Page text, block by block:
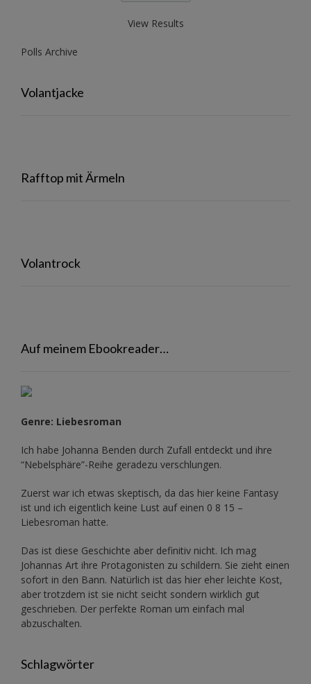
View Results
Polls Archive
Volantjacke
Rafftop mit Ärmeln
Volantrock
Auf meinem Ebookreader…
Genre: Liebesroman
Ich habe Johanna Benden durch Zufall entdeckt und ihre
“Nebelsphäre”-Reihe geradezu verschlungen.
Zuerst war ich etwas skeptisch, da das hier keine Fantasy
ist und ich eigentlich keine Lust auf einen 0 8 15 –
Liebesroman hatte.
Das ist diese Geschichte aber definitiv nicht. Ich mag
Johannas Art ihre Protagonisten zu schildern. Sie zieht einen
sofort in den Bann. Natürlich ist das hier eher leichte Kost,
aber trotzdem ist sie nicht seicht sondern wirklich gut
geschrieben. Der perfekte Roman um einfach mal
abzuschalten.
Schlagwörter